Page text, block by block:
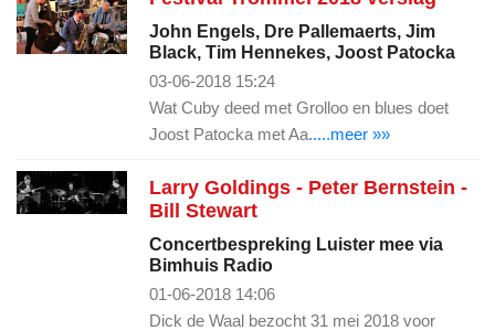
John Engels, Dre Pallemaerts, Jim
Black, Tim Hennekes, Joost Patocka
03-06-2018 15:24
Wat Cuby deed met Grolloo en blues doet
Joost Patocka met Aa.....meer »»
Larry Goldings - Peter Bernstein -
Bill Stewart
Concertbespreking Luister mee via
Bimhuis Radio
01-06-2018 14:06
Dick de Waal bezocht 31 mei 2018 voor